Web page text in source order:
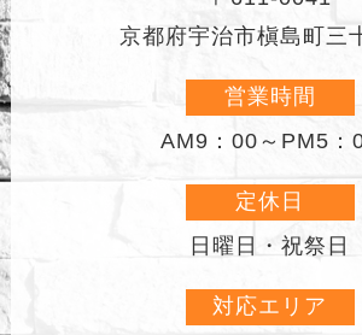
京都府宇治市槇島町三
営業時間
AM9：00～PM5：
定休日
日曜日・祝祭日
対応エリア